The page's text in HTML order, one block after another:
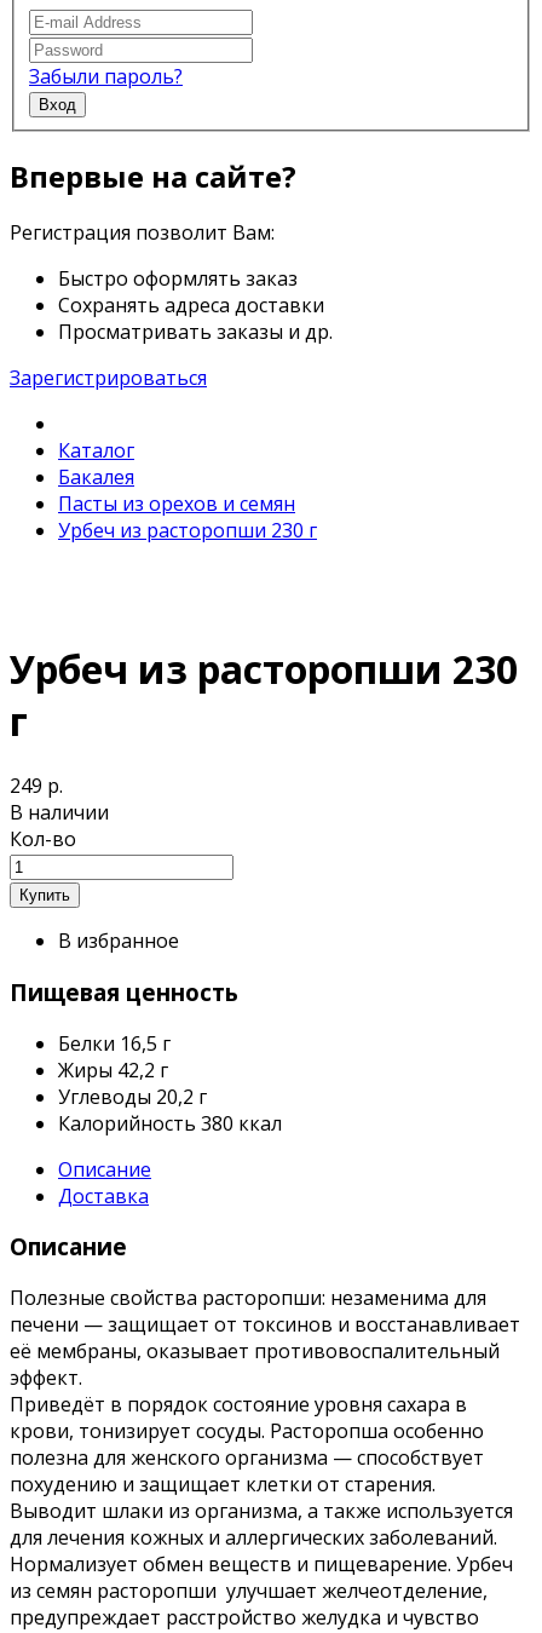
Забыли пароль?
Вход
Впервые на сайте?
Регистрация позволит Вам:
Быстро оформлять заказ
Сохранять адреса доставки
Просматривать заказы и др.
Зарегистрироваться
Каталог
Бакалея
Пасты из орехов и семян
Урбеч из расторопши 230 г
Урбеч из расторопши 230
г
249 р.
В наличии
Кол-во
В избранное
Пищевая ценность
Белки 16,5 г
Жиры 42,2 г
Углеводы 20,2 г
Калорийность 380 ккал
Описание
Доставка
Описание
Полезные свойства расторопши: незаменима для
печени — защищает от токсинов и восстанавливает
её мембраны, оказывает противовоспалительный
эффект.
Приведёт в порядок состояние уровня сахара в
крови, тонизирует сосуды. Расторопша особенно
полезна для женского организма — способствует
похудению и защищает клетки от старения.
Выводит шлаки из организма, а также используется
для лечения кожных и аллергических заболеваний.
Нормализует обмен веществ и пищеварение. Урбеч
из семян расторопши улучшает желчеотделение,
предупреждает расстройство желудка и чувство